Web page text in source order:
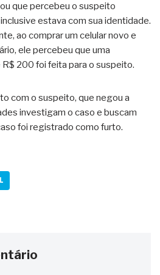
que percebeu o suspeito
estava com sua identidade.
ao comprar um celular novo e
ele percebeu que uma
200 foi feita para o suspeito.
com o suspeito, que negou a
investigam o caso e buscam
foi registrado como furto.